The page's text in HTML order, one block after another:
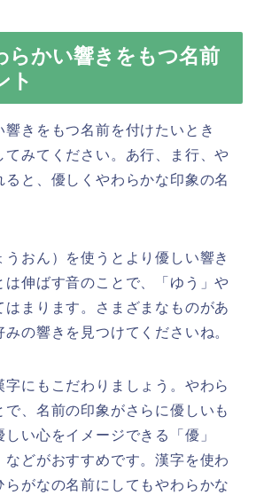
らかい響きをもつ名前
ト
きをもつ名前を付けたいとき
てみてください。あ行、ま行、や
と、優しくやわらかな印象の名
うおん）を使うとより優しい響き
は伸ばす音のことで、「ゆう」や
はまります。さまざまなものがあ
の響きを見つけてくださいね。
にもこだわりましょう。やわら
、名前の印象がさらに優しいも
い心をイメージできる「優」
などがおすすめです。漢字を使わ
らがなの名前にしてもやわらかな